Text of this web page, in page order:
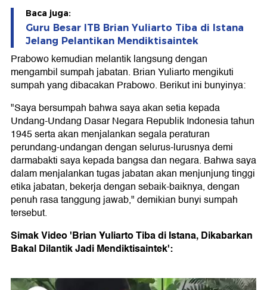
Baca juga:
Guru Besar ITB Brian Yuliarto Tiba di Istana
Jelang Pelantikan Mendiktisaintek
Prabowo kemudian melantik langsung dengan
mengambil sumpah jabatan. Brian Yuliarto mengikuti
sumpah yang dibacakan Prabowo. Berikut ini bunyinya:
"Saya bersumpah bahwa saya akan setia kepada
Undang-Undang Dasar Negara Republik Indonesia tahun
1945 serta akan menjalankan segala peraturan
perundang-undangan dengan selurus-lurusnya demi
darmabakti saya kepada bangsa dan negara. Bahwa saya
dalam menjalankan tugas jabatan akan menjunjung tinggi
etika jabatan, bekerja dengan sebaik-baiknya, dengan
penuh rasa tanggung jawab," demikian bunyi sumpah
tersebut.
Simak Video 'Brian Yuliarto Tiba di Istana, Dikabarkan
Bakal Dilantik Jadi Mendiktisaintek':